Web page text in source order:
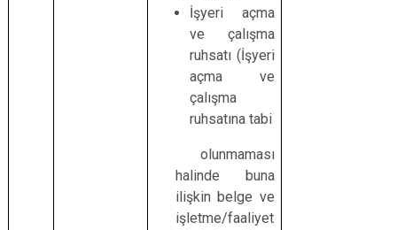
İşyeri açma
ve çalışma
ruhsatı (İşyeri
açma ve
çalışma
ruhsatına tabi
olunmaması
halinde buna
ilişkin belge ve
işletme/faaliyet